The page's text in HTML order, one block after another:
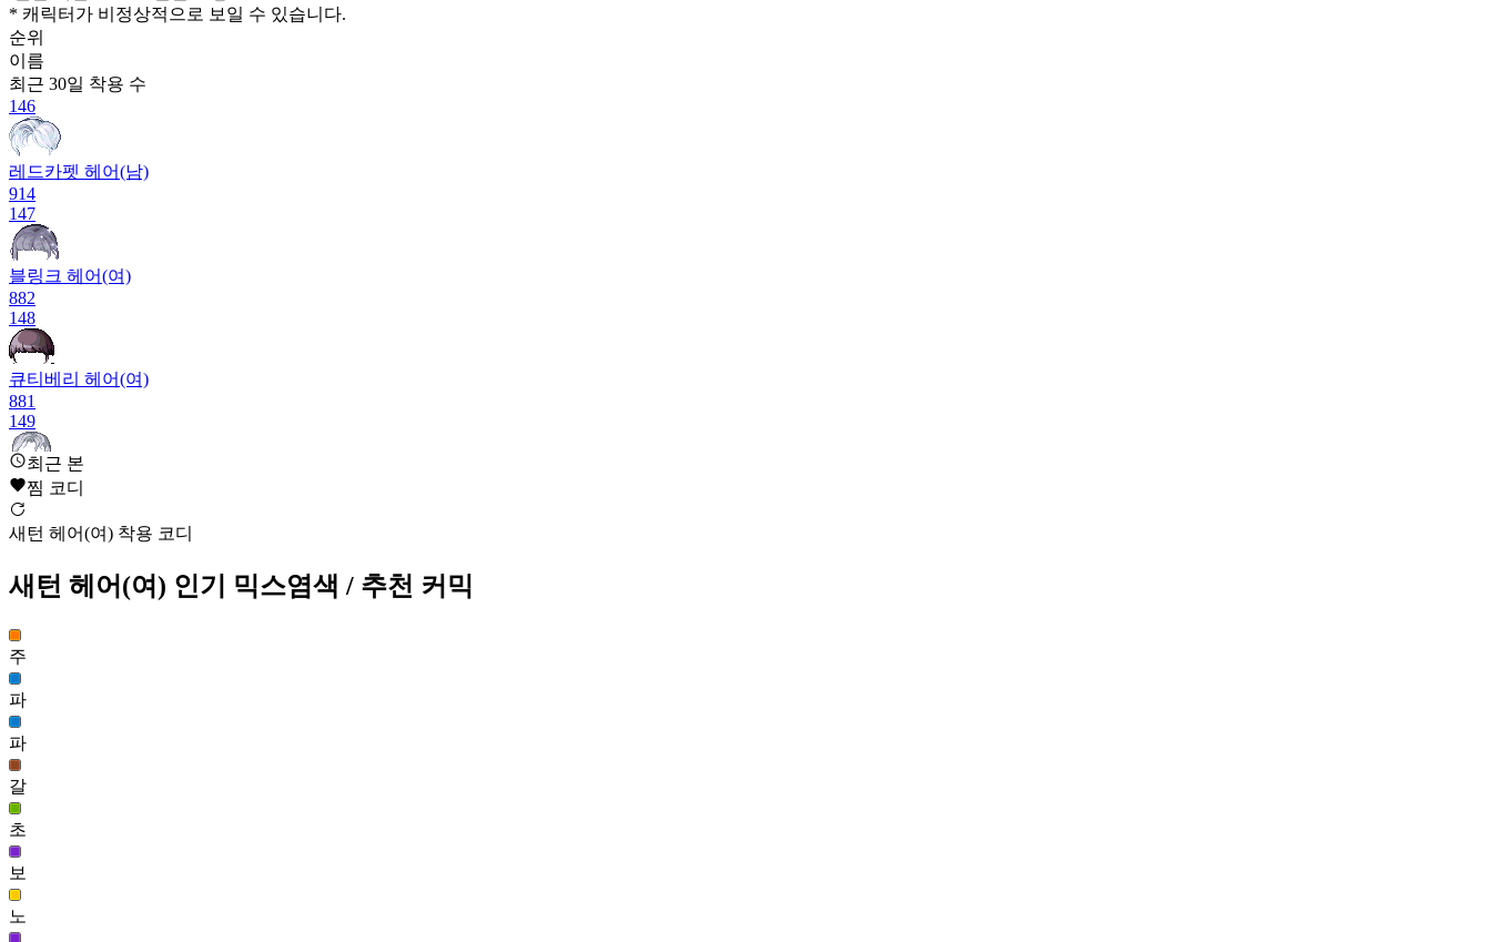
* 캐릭터가 비정상적으로 보일 수 있습니다.
순위
이름
최근 30일 착용 수
146
레드카펫 헤어(남)
914
147
블링크 헤어(여)
882
148
큐티베리 헤어(여)
881
149
노마드 위스퍼 헤어(여)
874
150
레프 칼리 헤어(여)
872
러프 샤기(남)
859
151
새턴 헤어(여)
859
153
프리즘 헤어(남)
838
154
밤의 은율 헤어(남)
최근 본
찜 코디
새턴 헤어(여) 착용 코디
새턴 헤어(여) 인기 믹스염색 / 추천 커믹
주
파
파
갈
초
보
노